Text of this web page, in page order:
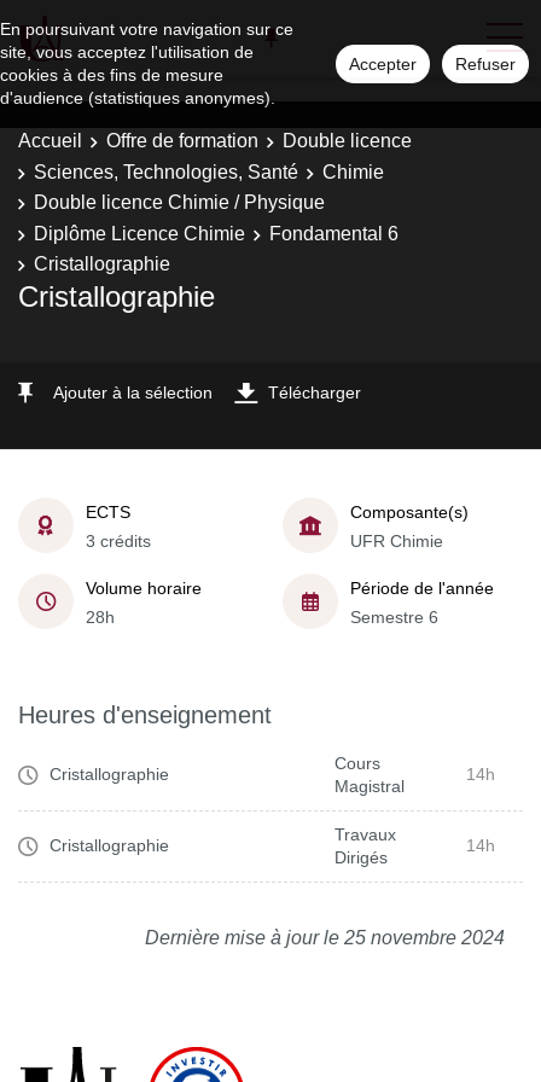
En poursuivant votre navigation sur ce
site, vous acceptez l'utilisation de
cookies à des fins de mesure
d'audience (statistiques anonymes).
Accepter Refuser
Accueil Offre de formation
Double licence
Sciences, Technologies, Santé
Chimie
Double licence Chimie / Physique
Diplôme Licence Chimie
Fondamental 6
Cristallographie
Cristallographie
Ajouter à la sélection Télécharger
ECTS
3 crédits
Composante(s)
UFR Chimie
Volume horaire
28h
Période de l'année
Semestre 6
Heures d'enseignement
Cristallographie
Cours
Magistral
14h
Cristallographie
Travaux
Dirigés
14h
Dernière mise à jour le 25 novembre 2024